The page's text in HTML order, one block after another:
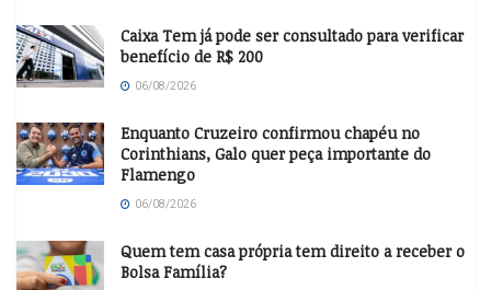
Caixa Tem já pode ser consultado para verificar
benefício de R$ 200
06/08/2026
Enquanto Cruzeiro confirmou chapéu no
Corinthians, Galo quer peça importante do
Flamengo
06/08/2026
Quem tem casa própria tem direito a receber o
Bolsa Família?